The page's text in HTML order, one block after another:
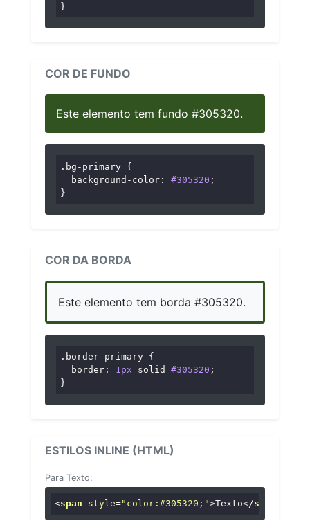
}
COR DE FUNDO
Este elemento tem fundo #305320.
.bg-primary {
background-color : #305320 ;
}
COR DA BORDA
Este elemento tem borda #305320.
.border-primary {
border : 1px solid #305320 ;
}
ESTILOS INLINE (HTML)
Para Texto:
<span style="color:#305320;">Texto</span